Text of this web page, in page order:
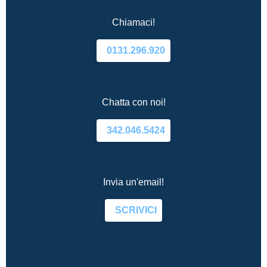
Chiamaci!
0131.296.920
Chatta con noi!
342.046.5424
Invia un'email!
SCRIVICI